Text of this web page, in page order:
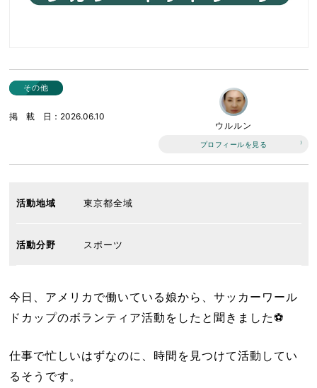
その他
掲載日
2026.06.10
ウルルン
プロフィールを見る
活動地域 東京都全域
活動分野 スポーツ
今日、アメリカで働いている娘から、サッカーワール
ドカップのボランティア活動をしたと聞きました⚽️
仕事で忙しいはずなのに、時間を見つけて活動してい
るそうです。